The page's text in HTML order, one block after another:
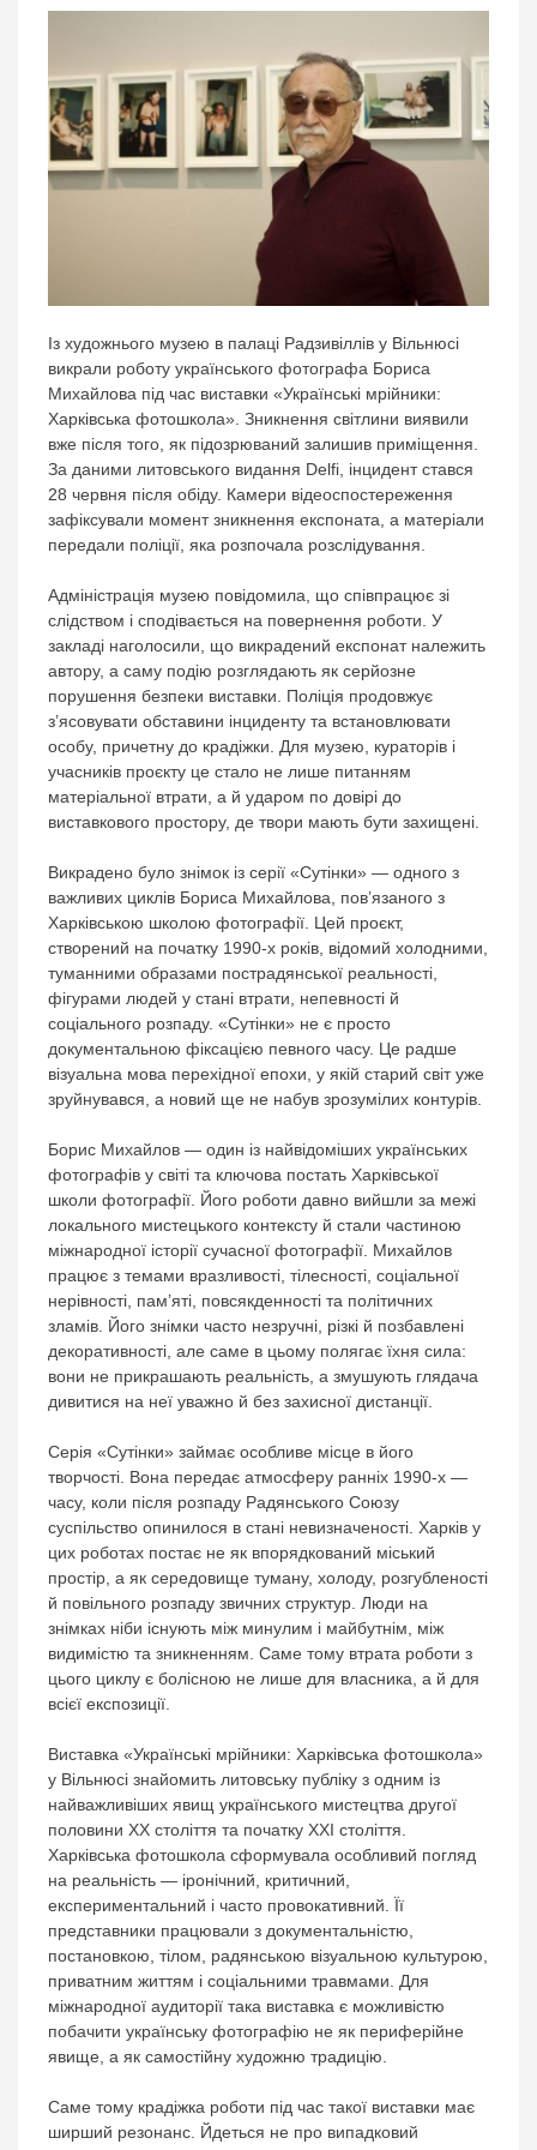
Із художнього музею в палаці Радзивіллів у Вільнюсі
викрали роботу українського фотографа Бориса
Михайлова під час виставки «Українські мрійники:
Харківська фотошкола». Зникнення світлини виявили
вже після того, як підозрюваний залишив приміщення.
За даними литовського видання Delfi, інцидент стався
28 червня після обіду. Камери відеоспостереження
зафіксували момент зникнення експоната, а матеріали
передали поліції, яка розпочала розслідування.
Адміністрація музею повідомила, що співпрацює зі
слідством і сподівається на повернення роботи. У
закладі наголосили, що викрадений експонат належить
автору, а саму подію розглядають як серйозне
порушення безпеки виставки. Поліція продовжує
з’ясовувати обставини інциденту та встановлювати
особу, причетну до крадіжки. Для музею, кураторів і
учасників проєкту це стало не лише питанням
матеріальної втрати, а й ударом по довірі до
виставкового простору, де твори мають бути захищені.
Викрадено було знімок із серії «Сутінки» — одного з
важливих циклів Бориса Михайлова, пов’язаного з
Харківською школою фотографії. Цей проєкт,
створений на початку 1990-х років, відомий холодними,
туманними образами пострадянської реальності,
фігурами людей у стані втрати, непевності й
соціального розпаду. «Сутінки» не є просто
документальною фіксацією певного часу. Це радше
візуальна мова перехідної епохи, у якій старий світ уже
зруйнувався, а новий ще не набув зрозумілих контурів.
Борис Михайлов — один із найвідоміших українських
фотографів у світі та ключова постать Харківської
школи фотографії. Його роботи давно вийшли за межі
локального мистецького контексту й стали частиною
міжнародної історії сучасної фотографії. Михайлов
працює з темами вразливості, тілесності, соціальної
нерівності, пам’яті, повсякденності та політичних
зламів. Його знімки часто незручні, різкі й позбавлені
декоративності, але саме в цьому полягає їхня сила:
вони не прикрашають реальність, а змушують глядача
дивитися на неї уважно й без захисної дистанції.
Серія «Сутінки» займає особливе місце в його
творчості. Вона передає атмосферу ранніх 1990-х —
часу, коли після розпаду Радянського Союзу
суспільство опинилося в стані невизначеності. Харків у
цих роботах постає не як впорядкований міський
простір, а як середовище туману, холоду, розгубленості
й повільного розпаду звичних структур. Люди на
знімках ніби існують між минулим і майбутнім, між
видимістю та зникненням. Саме тому втрата роботи з
цього циклу є болісною не лише для власника, а й для
всієї експозиції.
Виставка «Українські мрійники: Харківська фотошкола»
у Вільнюсі знайомить литовську публіку з одним із
найважливіших явищ українського мистецтва другої
половини ХХ століття та початку ХХІ століття.
Харківська фотошкола сформувала особливий погляд
на реальність — іронічний, критичний,
експериментальний і часто провокативний. Її
представники працювали з документальністю,
постановкою, тілом, радянською візуальною культурою,
приватним життям і соціальними травмами. Для
міжнародної аудиторії така виставка є можливістю
побачити українську фотографію не як периферійне
явище, а як самостійну художню традицію.
Саме тому крадіжка роботи під час такої виставки має
ширший резонанс. Йдеться не про випадковий